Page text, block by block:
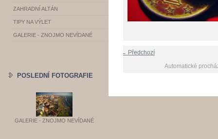
← Předchozí
Automatické
ZAHRADNÍ ALTÁN
TIPY NA VÝLET
GALERIE - ZNOJMO NEVÍDANÉ
POSLEDNÍ FOTOGRAFIE
GALERIE - ZNOJMO NEVÍDANÉ